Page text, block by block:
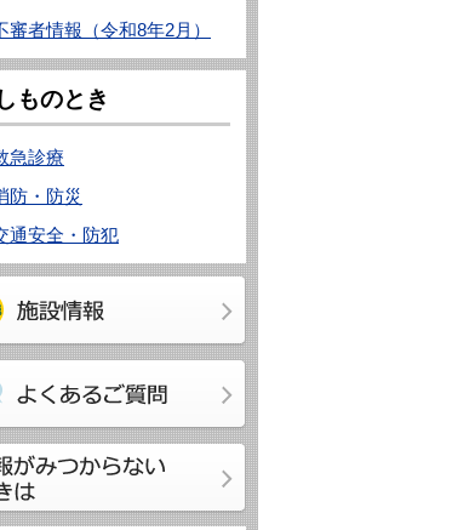
審者情報（令和8年2月）
ものとき
急診療
防・防災
通安全・防犯